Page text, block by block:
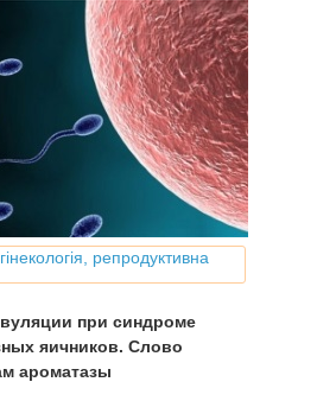
репродуктивна
при синдроме
яичников. Слово
ароматазы